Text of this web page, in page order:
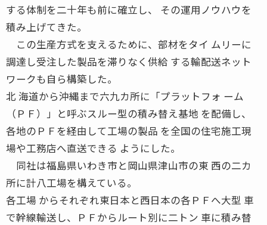
する体制を二十年も前に確立し、 その運用ノウハウを
積み上げてきた。
この生産方式を支えるために、部材をタイ ムリーに
調達し受注した製品を滞りなく供給 する輸配送ネット
ワークも自ら構築した。
北 海道から沖縄まで六九カ所に「プラットフォ ーム
（ＰＦ）」と呼ぶスルー型の積み替え基地 を配備し、
各地のＰＦを経由して工場の製品 を全国の住宅施工現
場や工務店へ直送できる ようにした。
同社は福島県いわき市と岡山県津山市の東 西の二カ
所に計八工場を構えている。
各工場 からそれぞれ東日本と西日本の各ＰＦへ大型 車
で幹線輸送し、ＰＦからルート別に二トン 車に積み替